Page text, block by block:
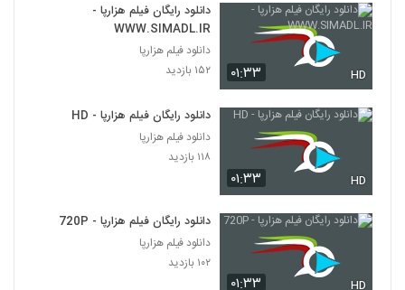
۰۱:۳۳ HD
دانلود رایگان فیلم هزارپا -
WWW.SIMADL.IR
دانلود فیلم هزارپا
۱۵۲ بازدید
۰۱:۳۳ HD
دانلود رایگان فیلم هزارپا - HD
دانلود فیلم هزارپا
۱۱۸ بازدید
۰۱:۳۳ HD
دانلود رایگان فیلم هزارپا - 720P
دانلود فیلم هزارپا
۱۰۲ بازدید